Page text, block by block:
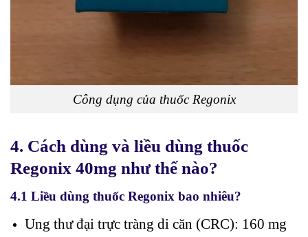
Công dụng của thuốc Regonix
4. Cách dùng và liều dùng thuốc
Regonix 40mg như thế nào?
4.1 Liều dùng thuốc Regonix bao nhiêu?
Ung thư đại trực tràng di căn (CRC): 160 mg